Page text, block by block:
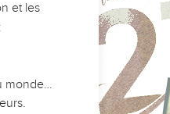
:
toute la foule se mit
et les
monde…